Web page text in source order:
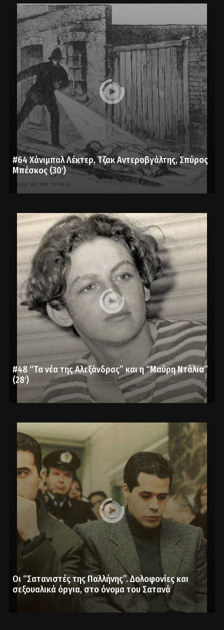
#64 Χάνιμπαλ Λέκτερ, Τζακ Αντεροβγάλτης, Σπύρος
Μπέσκος (30′)
#48 “Τα νέα της Αλεξάνδρας” και η “Μαύρη Ντάλια”
(28′)
Οι “Σατανιστές της Παλλήνης”. Δολοφονίες και
σεξουαλικά όργια, στο όνομα του Σατανά